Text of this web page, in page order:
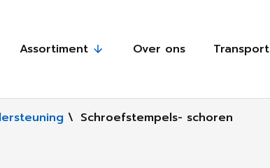
Assortiment Over ons Transport
\ Schroefstempels- schoren